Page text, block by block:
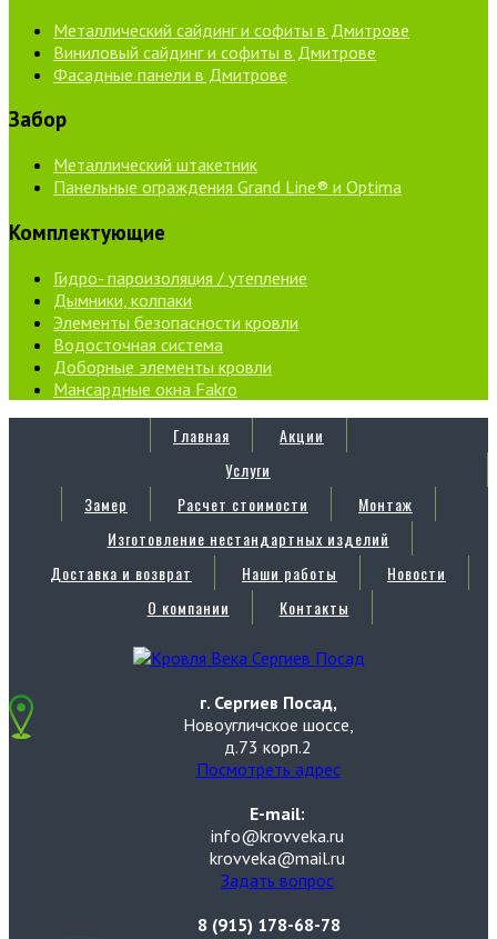
Металлический сайдинг и софиты в Дмитрове
Виниловый сайдинг и софиты в Дмитрове
Фасадные панели в Дмитрове
Забор
Металлический штакетник
Панельные ограждения Grand Line® и Optima
Комплектующие
Гидро- пароизоляция / утепление
Дымники, колпаки
Элементы безопасности кровли
Водосточная система
Доборные элементы кровли
Мансардные окна Fakro
Главная
Акции
Услуги
Замер
Расчет стоимости
Монтаж
Изготовление нестандартных изделий
Доставка и возврат
Наши работы
Новости
О компании
Контакты
г. Сергиев Посад,
Новоугличское шоссе,
д.73 корп.2
Посмотреть адрес
E-mail:
info@krovveka.ru
krovveka@mail.ru
Задать вопрос
8 (915) 178-68-78